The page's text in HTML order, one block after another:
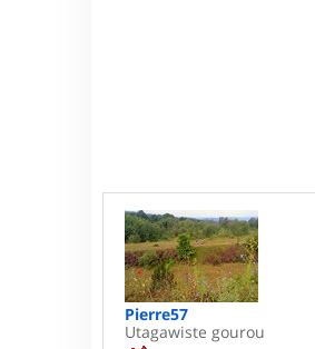
Pierre57
Utagawiste gourou